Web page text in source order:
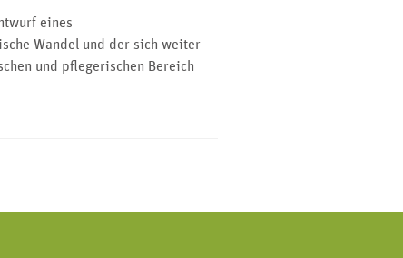
eines
Wandel und der sich weiter
und pflegerischen Bereich